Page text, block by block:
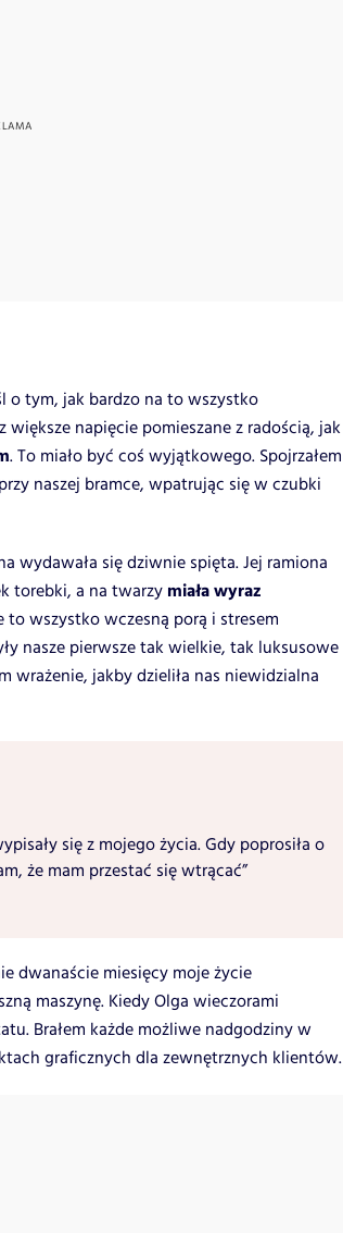
o tym, jak bardzo na to wszystko
większe napięcie pomieszane z radością, jak
. To miało być coś wyjątkowego. Spojrzałem
naszej bramce, wpatrując się w czubki
wydawała się dziwnie spięta. Jej ramiona
torebki, a na twarzy miała wyraz
to wszystko wczesną porą i stresem
nasze pierwsze tak wielkie, tak luksusowe
wrażenie, jakby dzieliła nas niewidzialna
się z mojego życia. Gdy poprosiła o
że mam przestać się wtrącać”
dwanaście miesięcy moje życie
maszynę. Kiedy Olga wieczorami
Brałem każde możliwe nadgodziny w
graficznych dla zewnętrznych klientów.